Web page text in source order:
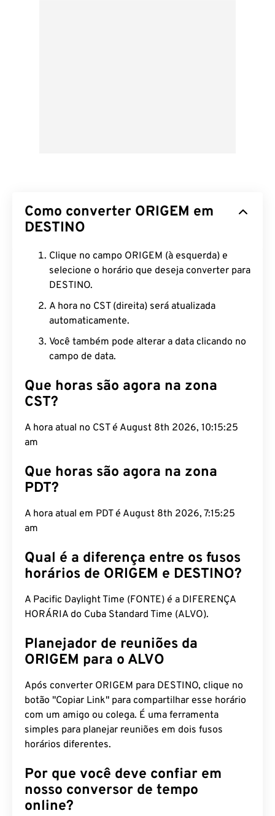
Como converter ORIGEM em
DESTINO
Clique no campo ORIGEM (à esquerda) e
selecione o horário que deseja converter para
DESTINO.
A hora no CST (direita) será atualizada
automaticamente.
Você também pode alterar a data clicando no
campo de data.
Que horas são agora na zona
CST?
A hora atual no CST é August 8th 2026, 10:15:26
am
Que horas são agora na zona
PDT?
A hora atual em PDT é August 8th 2026, 7:15:26
am
Qual é a diferença entre os fusos
horários de ORIGEM e DESTINO?
A Pacific Daylight Time (FONTE) é a DIFERENÇA
HORÁRIA do Cuba Standard Time (ALVO).
Planejador de reuniões da
ORIGEM para o ALVO
Após converter ORIGEM para DESTINO, clique no
botão "Copiar Link" para compartilhar esse horário
com um amigo ou colega. É uma ferramenta
simples para planejar reuniões em dois fusos
horários diferentes.
Por que você deve confiar em
nosso conversor de tempo
online?